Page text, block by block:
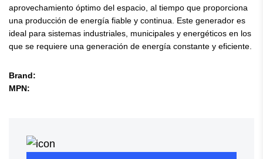
aprovechamiento óptimo del espacio, al tiempo que proporciona
una producción de energía fiable y continua. Este generador es
ideal para sistemas industriales, municipales y energéticos en los
que se requiere una generación de energía constante y eficiente.
Brand:
MPN: